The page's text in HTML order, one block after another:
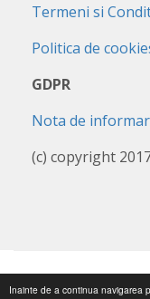
Inainte de a continua navigarea
Termeni si
Politica de
GDPR
Nota de
(c) copyright